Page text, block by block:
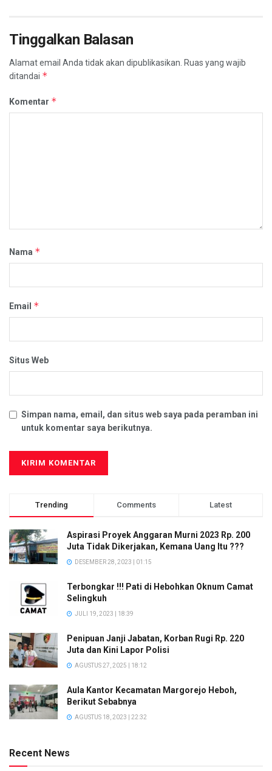
Tinggalkan Balasan
Alamat email Anda tidak akan dipublikasikan. Ruas yang wajib
ditandai *
Komentar *
Nama *
Email *
Situs Web
Simpan nama, email, dan situs web saya pada peramban ini
untuk komentar saya berikutnya.
Trending Comments Latest
Aspirasi Proyek Anggaran Murni 2023 Rp. 200
Juta Tidak Dikerjakan, Kemana Uang Itu ???
DESEMBER 28, 2023 | 01:15
Terbongkar !!! Pati di Hebohkan Oknum Camat
Selingkuh
JULI 19, 2023 | 18:39
Penipuan Janji Jabatan, Korban Rugi Rp. 220
Juta dan Kini Lapor Polisi
AGUSTUS 27, 2025 | 18:12
Aula Kantor Kecamatan Margorejo Heboh,
Berikut Sebabnya
AGUSTUS 18, 2023 | 22:32
Recent News